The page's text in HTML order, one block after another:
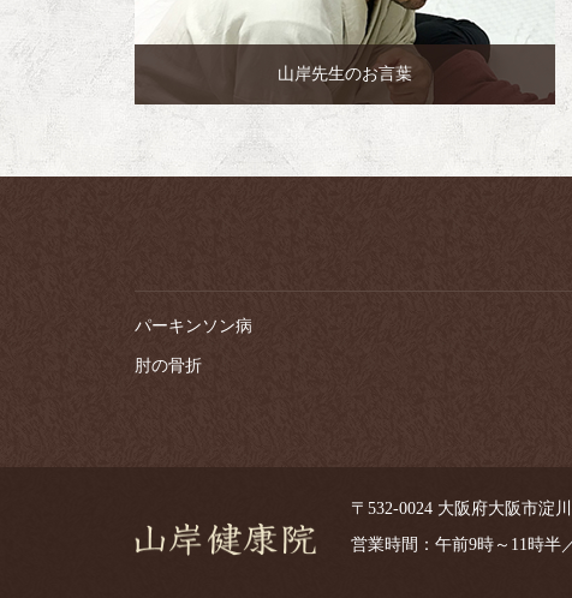
山岸先生のお言葉
パーキンソン病
肘の骨折
〒532-0024 大阪府大阪市淀
営業時間：午前9時～11時